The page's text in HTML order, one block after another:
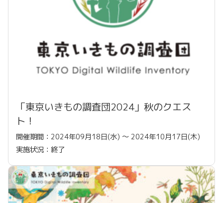
「東京いきもの調査団2024」秋のクエス
ト！
開催期間：2024年09月18日(水) 〜 2024年10月17日(木)
実施状況：終了